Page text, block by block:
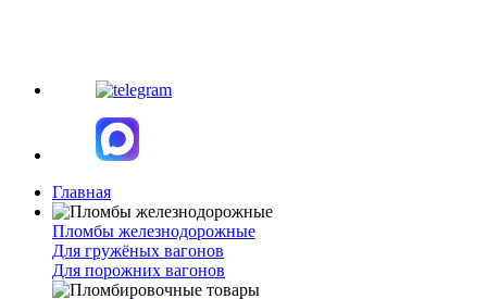
Главная
Пломбы железнодорожные
Для гружёных вагонов
Для порожних вагонов